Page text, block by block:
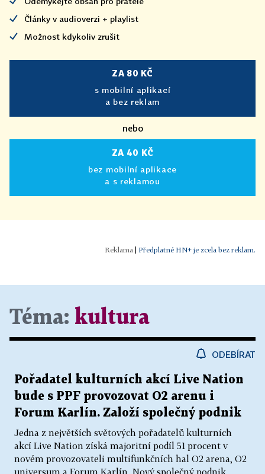
Články v audioverzi + playlist
Možnost kdykoliv zrušit
ZA 80 KČ
s mobilní aplikací
a bez reklam
nebo
ZA 40 KČ
bez mobilní aplikace
a s reklamou
| Předplatné HN+ je zcela bez reklam.
Téma: kultura
ODEBÍRAT
Pořadatel kulturních akcí Live Nation
bude s PPF provozovat O2 arenu i
Forum Karlín. Založí společný podnik
Jedna z největších světových pořadatelů kulturních
akcí Live Nation získá majoritní podíl 51 procent v
novém provozovateli multifunkčních hal O2 arena, O2
universum a Forum Karlín. Nový společný podnik